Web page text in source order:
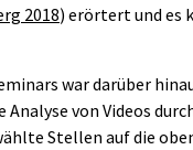
2018) erörtert und es
war darüber
von Videos
Stellen auf die